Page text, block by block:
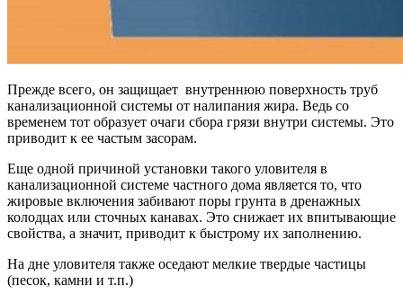
Прежде всего, он защищает внутреннюю поверхность труб
канализационной системы от налипания жира. Ведь со
временем тот образует очаги сбора грязи внутри системы. Это
приводит к ее частым засорам.
Еще одной причиной установки такого уловителя в
канализационной системе частного дома является то, что
жировые включения забивают поры грунта в дренажных
колодцах или сточных канавах. Это снижает их впитывающие
свойства, а значит, приводит к быстрому их заполнению.
На дне уловителя также оседают мелкие твердые частицы
(песок, камни и т.п.)